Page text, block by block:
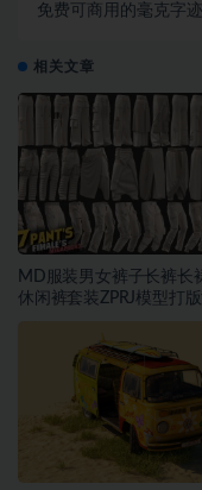
免费可商用的毫克字
相关文章
MD服装男女裤子长裤长
休闲裤套装ZPRJ模型打版